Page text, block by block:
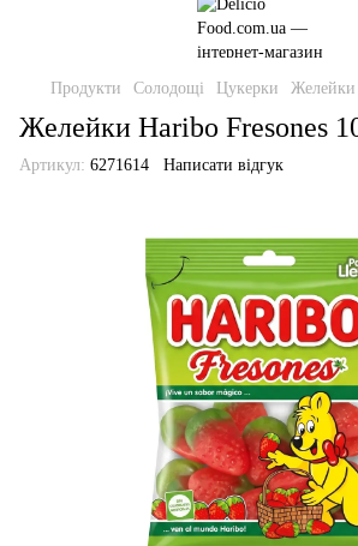
Продукти Солодощі Цукерки Желейки
Желейки Haribo Fresones
Артикул: 6271614 Написати відгук